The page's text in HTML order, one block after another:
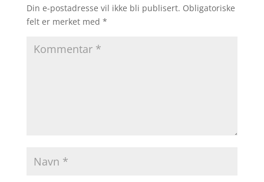
Din e-postadresse vil ikke bli publisert. Obligatoriske
felt er merket med *